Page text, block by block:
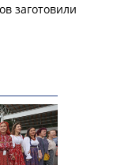
заготовили